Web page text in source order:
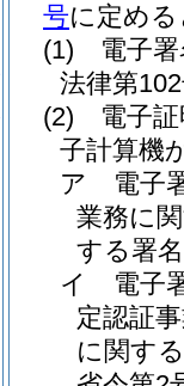
号に定め
(1)
電子
法律第
(2)
電子
子計算機
ア
電子
業務に
する署
イ
電子
定認証
に関す